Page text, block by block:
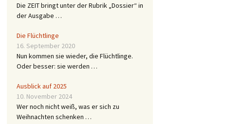
Die ZEIT bringt unter der Rubrik „Dossier“ in
der Ausgabe …
Die Flüchtlinge
16. September 2020
Nun kommen sie wieder, die Flüchtlinge.
Oder besser: sie werden …
Ausblick auf 2025
10. November 2024
Wer noch nicht weiß, was er sich zu
Weihnachten schenken …